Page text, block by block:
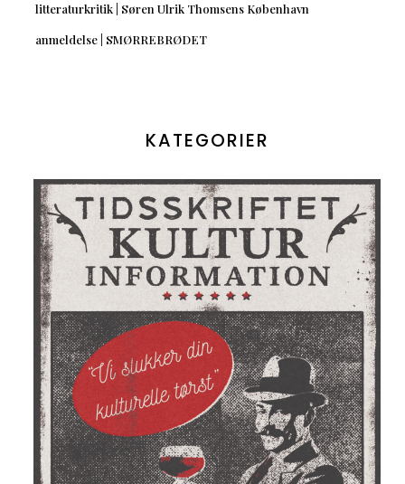
litteraturkritik | Søren Ulrik Thomsens København
anmeldelse | SMØRREBRØDET
KATEGORIER